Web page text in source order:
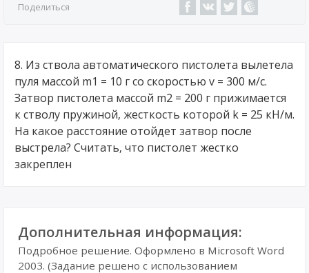
Поделиться
8. Из ствола автоматического пистолета вылетела
пуля массой m1 = 10 г со скоростью v = 300 м/с.
Затвор пистолета массой m2 = 200 г прижимается
к стволу пружиной, жесткость которой k = 25 кН/м.
На какое расстояние отойдет затвор после
выстрела? Считать, что пистолет жестко
закреплен
Дополнительная информация:
Подробное решение. Оформлено в Microsoft Word
2003. (Задание решено с использованием